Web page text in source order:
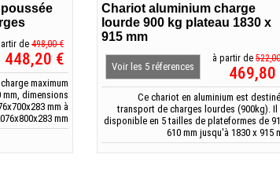
de 498,00 €
448,20 €
maximum
dimensions
mm à
mm
Chariot aluminium charge
lourde 900 kg plateau 1830 x
915 mm
Voir les 5 réferences
à partir de
469,80
Ce chariot en aluminium est
transport de charges lourdes (900kg). Il
disponible en 5 tailles de plateformes de
610 mm jusqu'à 1830 x 915